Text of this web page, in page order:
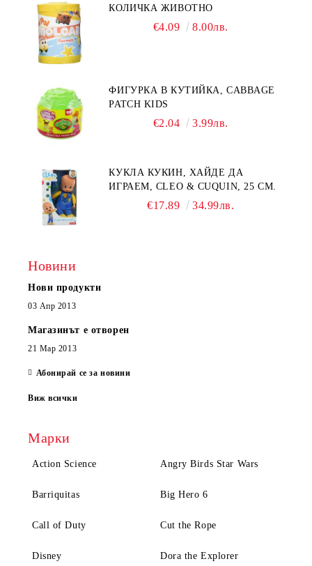
КОЛИЧКА ЖИВОТНО
€4.09 8.00лв.
ФИГУРКА В КУТИЙКА, CABBAGE
PATCH KIDS
€2.04 3.99лв.
КУКЛА КУКИН, ХАЙДЕ ДА
ИГРАЕМ, CLEO & CUQUIN, 25 СМ.
€17.89 34.99лв.
Новини
Нови продукти
03 Апр 2013
Магазинът е отворен
21 Мар 2013
Абонирай се за новини
Виж всички
Марки
Action Science Angry Birds Star Wars
Barriquitas Big Hero 6
Call of Duty Cut the Rope
Disney Dora the Explorer